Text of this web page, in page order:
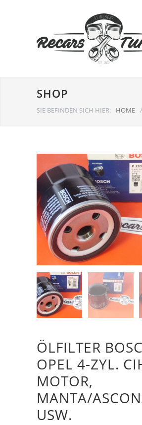
SHOP
SIE BEFINDEN SICH HIER: HOME /
ÖLFILTER
OPEL 4-ZYL.
MOTOR,
MANTA/
USW.